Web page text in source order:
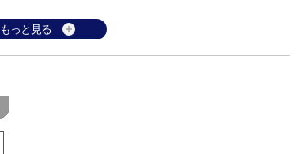
もっと見る